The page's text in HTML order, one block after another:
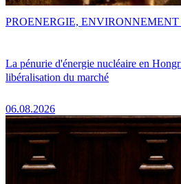
La pénurie d'énergie nucléaire en
libéralisation du marché
06.08.2026
PROENERGIE, ENVIRONNEMENT